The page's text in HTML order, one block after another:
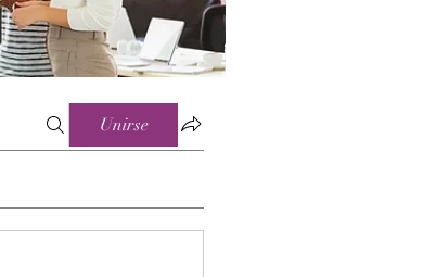
Unirse